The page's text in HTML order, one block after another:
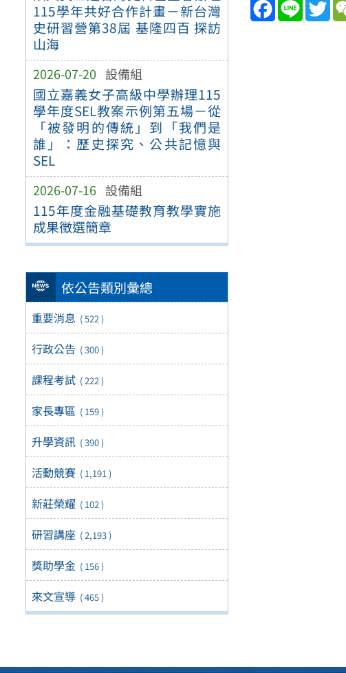
115學年共好合作計畫－新台灣
史研習營第38屆 基隆四百 探訪
山海
2026-07-20 設備組
國立嘉義女子高級中學辦理115
學年度SEL教案示例第五場－從
「被發明的傳統」到「我們是
誰」：歷史探究、公共記憶與
SEL
2026-07-16 設備組
115年度金融基礎教育教學實施
成果徵選簡章
依公告類別彙總
重要消息 ( 522 )
行政公告 ( 300 )
課程考試 ( 222 )
家長專區 ( 159 )
升學資訊 ( 390 )
活動競賽 ( 1,191 )
新莊榮耀 ( 102 )
研習講座 ( 2,193 )
獎助學金 ( 156 )
來文宣導 ( 465 )